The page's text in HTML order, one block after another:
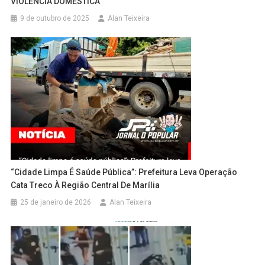
9 de outubro de 2025 Alan Teixeira
“Cidade Limpa É Saúde Pública”: Prefeitura Leva Operação
Cata Treco À Região Central De Marília
25 de janeiro de 2026 Alan Teixeira